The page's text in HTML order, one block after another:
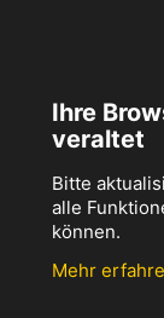
Ihre
veraltet
Bitte
alle
können.
Mehr